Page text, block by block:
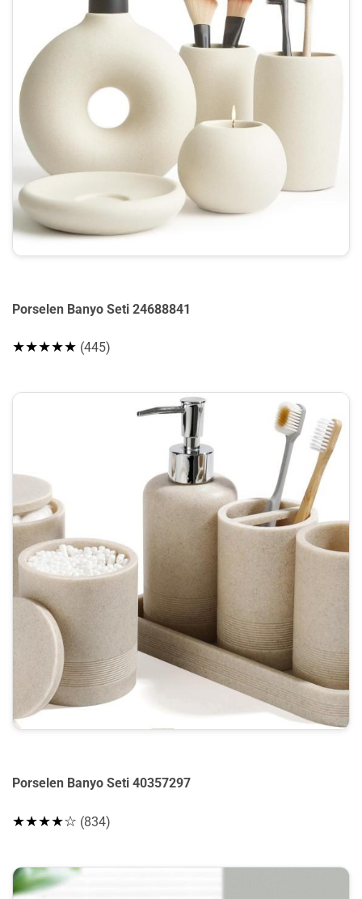
Porselen Banyo Seti 24688841
★★★★★ (445)
Porselen Banyo Seti 40357297
★★★★☆ (834)